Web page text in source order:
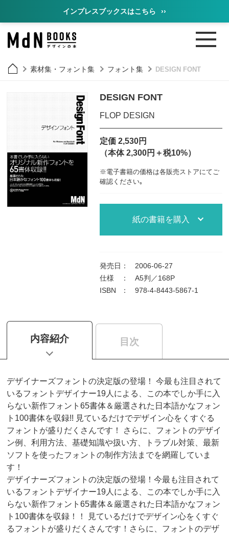
インプレスブックスはこちら ››
素材集・フォント集 フォント集 DESIGN FONT
DESIGN FONT
FLOP DESIGN
定価 2,530円
（本体 2,300円＋税10%）
※電子書籍の価格は各販売ストアにてご
確認ください｡
紙の書籍を購入
発売日 ：
2006-06-27
仕様
：
A5判／168P
ISBN
： 978-4-8443-5867-1
内容紹介 目次
デザイナーズフォントの決定版の登場！ 今最も注目されて
いるフォントデザイナー19人による、この本でしか手に入
らない新作フォント65書体＆厳選された日本語かなフォン
ト100書体を収録!! 見ているだけでデザイン心をくすぐる
フォントが盛りだくさんです！ さらに、フォントのデザイ
ン例、利用方法、基礎知識や扱い方、トラブル対策、最新
ソフトを使ったフォントの制作方法までを網羅していま
す！
デザイナーズフォントの決定版の登場！今最も注目されて
いるフォントデザイナー19人による、この本でしか手に入
らない新作フォント65書体＆厳選された日本語かなフォン
ト100書体を収録！！ 見ているだけでデザイン心をくすぐ
るフォントが盛りだくさんです！さらに、フォントのデザ